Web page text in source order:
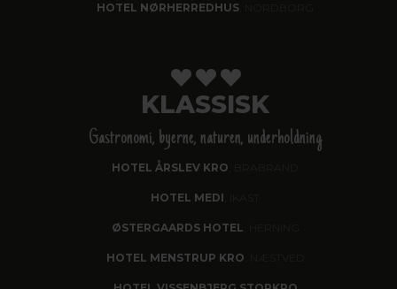
HOTEL NØRHERREDHUS
KLASSISK
Gastronomi, byerne, naturen, underholdning
HOTEL ÅRSLEV KRO
HOTEL MEDI
ØSTERGAARDS HOTEL
HOTEL MENSTRUP KRO